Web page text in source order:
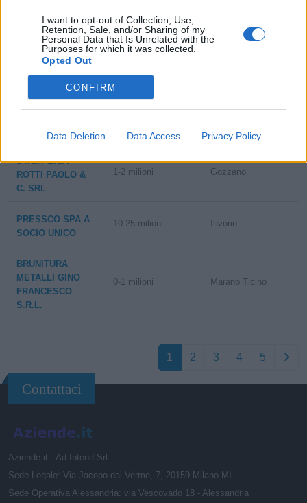
I want to opt-out of Collection, Use,
Retention, Sale, and/or Sharing of my
Personal Data that Is Unrelated with the
Purposes for which it was collected.
Opted Out
CONFIRM
Data Deletion Data Access Privacy Policy
GIORDANO S.R.L. 1-2 milioni Diano d'Alba
FOMEC SPA
BENNATO S.R.L. 1-2 milioni
FIRE S.R.L.
STAMPERIA
ROTTI PAOLO &
C. SRL
1-2 milioni Gozzano
PRESSCO SPA A
SOCIO UNICO
10-25 milioni Invorio
BRUNITURA
METALLI GINO
FRANCESCO
S.R.L.
0-1 milioni Marano Ticino
1 2 3 4 5
Contattaci
Aziende.it - Ad Intend Srl
Sede Legale: Via Jacopo dal Verme, 7, 20159 Milano MI
Sede Operativa Alessandria: via Vescovado 18 - Alessandria